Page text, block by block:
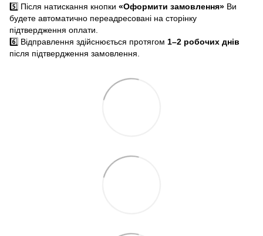
5️⃣ Після натискання кнопки «Оформити замовлення» Ви
будете автоматично переадресовані на сторінку
підтвердження оплати.
6️⃣ Відправлення здійснюється протягом 1–2 робочих днів
після підтвердження замовлення.